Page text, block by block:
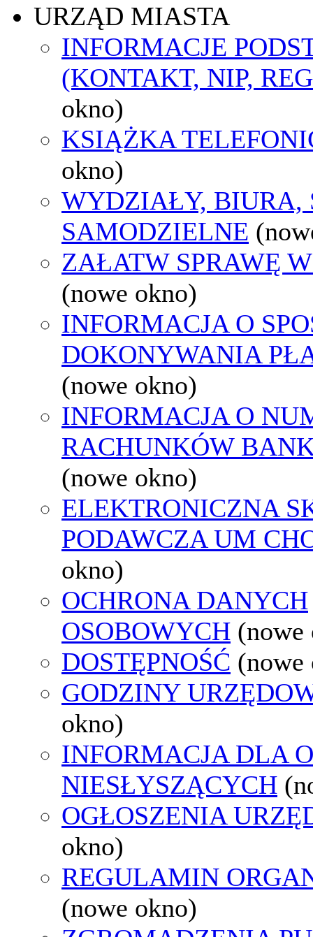
URZĄD MIASTA
INFORMACJE
(KONTAKT, NIP,
okno)
KSIĄŻKA
okno)
WYDZIAŁY, BIURA,
SAMODZIELNE
ZAŁATW SPRAWĘ
(nowe okno)
INFORMACJA O
DOKONYWANIA
(nowe okno)
INFORMACJA O
RACHUNKÓW
(nowe okno)
ELEKTRONICZNA
PODAWCZA UM
okno)
OCHRONA DANYCH
OSOBOWYCH (nowe
DOSTĘPNOŚĆ (nowe
GODZINY
okno)
INFORMACJA DLA
NIESŁYSZĄCYCH
OGŁOSZENIA
okno)
REGULAMIN
(nowe okno)